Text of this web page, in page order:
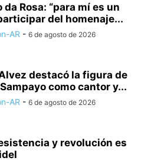
da Rosa: “para mí es un
del homenaje...
AR - 6 de agosto de 2026
destacó la figura de
como cantor y...
AR - 6 de agosto de 2026
y revolución es